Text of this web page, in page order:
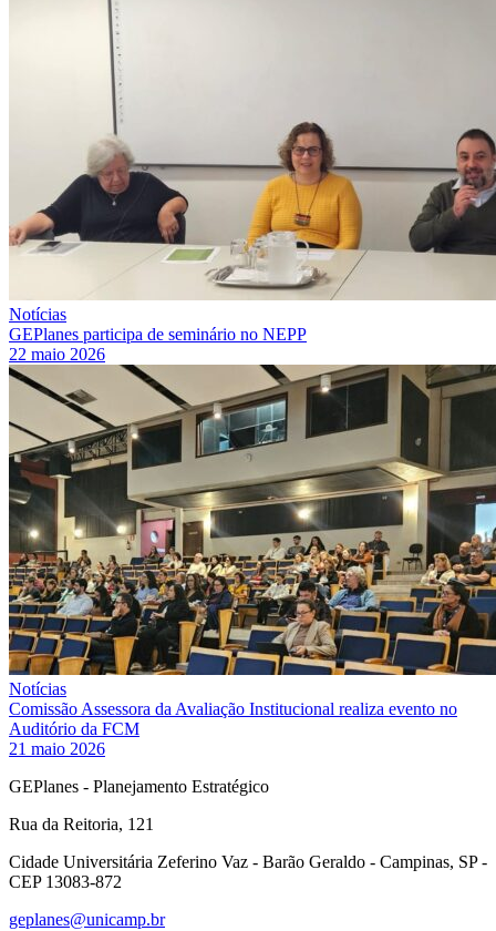
Notícias
GEPlanes participa de seminário no NEPP
22 maio 2026
Notícias
Comissão Assessora da Avaliação Institucional realiza evento no
Auditório da FCM
21 maio 2026
GEPlanes - Planejamento Estratégico
Rua da Reitoria, 121
Cidade Universitária Zeferino Vaz - Barão Geraldo - Campinas, SP -
CEP 13083-872
geplanes@unicamp.br